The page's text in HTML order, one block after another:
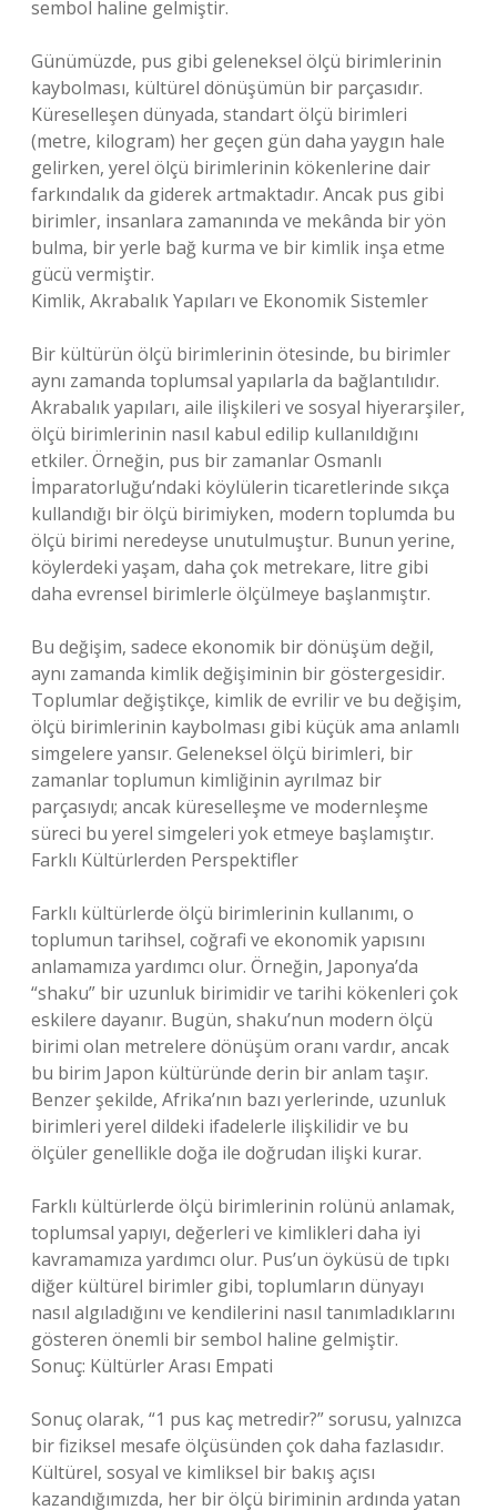
sembol haline gelmiştir.
Günümüzde, pus gibi geleneksel ölçü birimlerinin
kaybolması, kültürel dönüşümün bir parçasıdır.
Küreselleşen dünyada, standart ölçü birimleri
(metre, kilogram) her geçen gün daha yaygın hale
gelirken, yerel ölçü birimlerinin kökenlerine dair
farkındalık da giderek artmaktadır. Ancak pus gibi
birimler, insanlara zamanında ve mekânda bir yön
bulma, bir yerle bağ kurma ve bir kimlik inşa etme
gücü vermiştir.
Kimlik, Akrabalık Yapıları ve Ekonomik Sistemler
Bir kültürün ölçü birimlerinin ötesinde, bu birimler
aynı zamanda toplumsal yapılarla da bağlantılıdır.
Akrabalık yapıları, aile ilişkileri ve sosyal hiyerarşiler,
ölçü birimlerinin nasıl kabul edilip kullanıldığını
etkiler. Örneğin, pus bir zamanlar Osmanlı
İmparatorluğu’ndaki köylülerin ticaretlerinde sıkça
kullandığı bir ölçü birimiyken, modern toplumda bu
ölçü birimi neredeyse unutulmuştur. Bunun yerine,
köylerdeki yaşam, daha çok metrekare, litre gibi
daha evrensel birimlerle ölçülmeye başlanmıştır.
Bu değişim, sadece ekonomik bir dönüşüm değil,
aynı zamanda kimlik değişiminin bir göstergesidir.
Toplumlar değiştikçe, kimlik de evrilir ve bu değişim,
ölçü birimlerinin kaybolması gibi küçük ama anlamlı
simgelere yansır. Geleneksel ölçü birimleri, bir
zamanlar toplumun kimliğinin ayrılmaz bir
parçasıydı; ancak küreselleşme ve modernleşme
süreci bu yerel simgeleri yok etmeye başlamıştır.
Farklı Kültürlerden Perspektifler
Farklı kültürlerde ölçü birimlerinin kullanımı, o
toplumun tarihsel, coğrafi ve ekonomik yapısını
anlamamıza yardımcı olur. Örneğin, Japonya’da
“shaku” bir uzunluk birimidir ve tarihi kökenleri çok
eskilere dayanır. Bugün, shaku’nun modern ölçü
birimi olan metrelere dönüşüm oranı vardır, ancak
bu birim Japon kültüründe derin bir anlam taşır.
Benzer şekilde, Afrika’nın bazı yerlerinde, uzunluk
birimleri yerel dildeki ifadelerle ilişkilidir ve bu
ölçüler genellikle doğa ile doğrudan ilişki kurar.
Farklı kültürlerde ölçü birimlerinin rolünü anlamak,
toplumsal yapıyı, değerleri ve kimlikleri daha iyi
kavramamıza yardımcı olur. Pus’un öyküsü de tıpkı
diğer kültürel birimler gibi, toplumların dünyayı
nasıl algıladığını ve kendilerini nasıl tanımladıklarını
gösteren önemli bir sembol haline gelmiştir.
Sonuç: Kültürler Arası Empati
Sonuç olarak, “1 pus kaç metredir?” sorusu, yalnızca
bir fiziksel mesafe ölçüsünden çok daha fazlasıdır.
Kültürel, sosyal ve kimliksel bir bakış açısı
kazandığımızda, her bir ölçü biriminin ardında yatan